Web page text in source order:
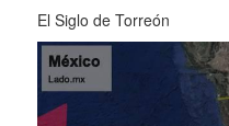
El Siglo de Torreón